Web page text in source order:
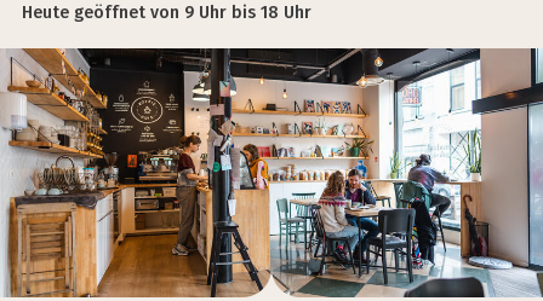
Heute geöffnet von 9 Uhr bis 18 Uhr